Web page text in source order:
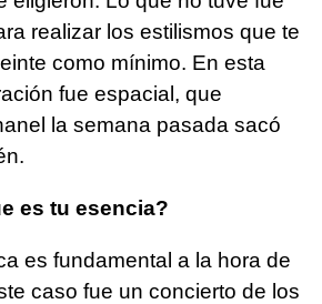
realizar los estilismos que te
como mínimo. En esta
fue espacial, que
la semana pasada sacó
es tu esencia?
es fundamental a la hora de
caso fue un concierto de los